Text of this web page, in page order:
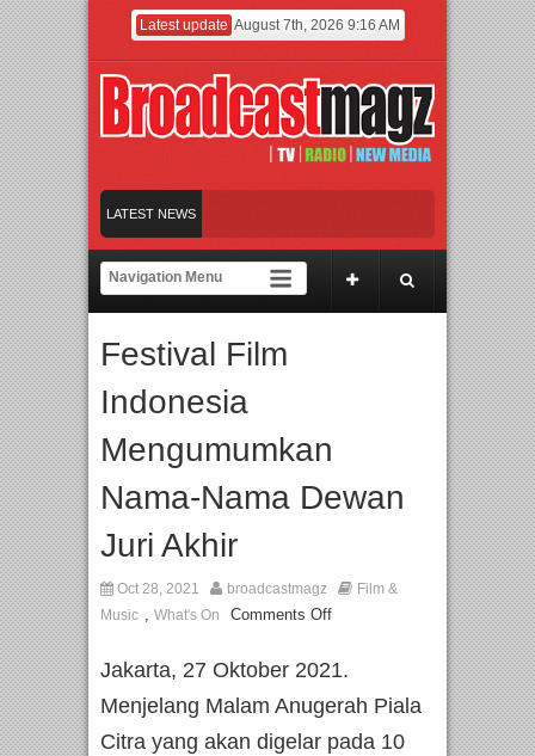
Latest update August 7th, 2026 9:16 AM
LATEST NEWS
2026 Siap Digelar!
IGHE 2026 Kembali Digelar di Jakarta
Took di Ubud, Bali
2026 Siap Digelar!
Festival Film
Indonesia
Mengumumkan
Nama-Nama Dewan
Juri Akhir
Oct 28, 2021 broadcastmagz
Film &
Music , What's On Comments Off
Jakarta, 27 Oktober 2021.
Menjelang Malam Anugerah Piala
Citra yang akan digelar pada 10